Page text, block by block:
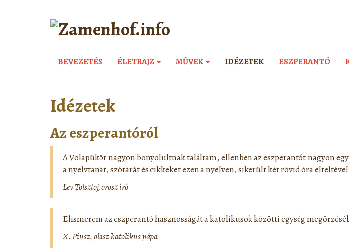
BEVEZETÉS ÉLETRAJZ MŰVEK IDÉZETEK ESZPERANTÓ
Idézetek
Az eszperantóról
A Volapüköt nagyon bonyolultnak találtam, ellenben az eszperantót nagyon
a nyelvtanát, szótárát és cikkeket ezen a nyelven, sikerült két rövid óra
Lev Tolsztoj, orosz író
Elismerem az eszperantó hasznosságát a katolikusok közötti egység
X. Piusz, olasz katolikus pápa